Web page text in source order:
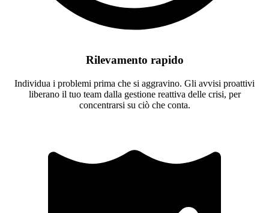
Rilevamento rapido
Individua i problemi prima che si aggravino. Gli avvisi proattivi
liberano il tuo team dalla gestione reattiva delle crisi, per
concentrarsi su ciò che conta.